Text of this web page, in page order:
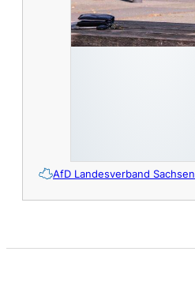
AfD Landesverband Sachsen